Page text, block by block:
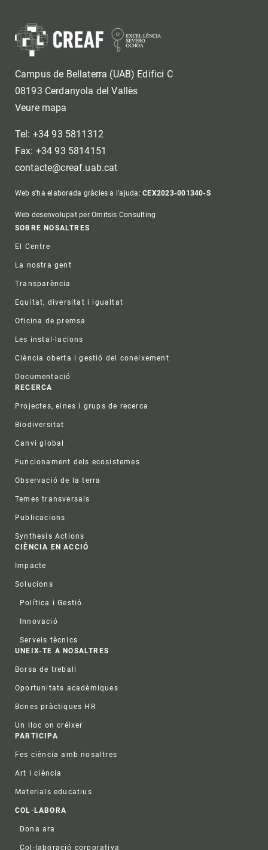
Campus de Bellaterra (UAB) Edifici C
08193 Cerdanyola del Vallès
Veure mapa
Tel: +34 93 5811312
Fax: +34 93 5814151
contacte@creaf.uab.cat
Web s'ha elaborada gràcies a l'ajuda:CEX2023-001340-S
Web desenvolupat per Omitsis Consulting
Footer
SOBRE NOSALTRES
El Centre
La nostra gent
Transparència
Equitat, diversitat i igualtat
Oficina de premsa
Les instal·lacions
Ciència oberta i gestió del coneixement
Documentació
RECERCA
Projectes, eines i grups de recerca
Biodiversitat
Canvi global
Funcionament dels ecosistemes
Observació de la terra
Temes transversals
Publicacions
Synthesis Actions
CIÈNCIA EN ACCIÓ
Impacte
Solucions
Política i Gestió
Innovació
Serveis tècnics
UNEIX-TE A NOSALTRES
Borsa de treball
Oportunitats acadèmiques
Bones pràctiques HR
Un lloc on créixer
PARTICIPA
Fes ciència amb nosaltres
Art i ciència
Materials educatius
COL·LABORA
Dona ara
Col·laboració corporativa